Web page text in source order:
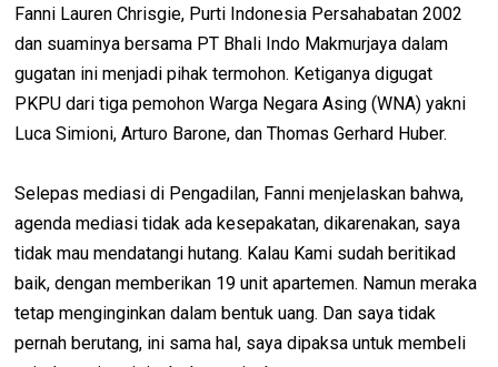
Fanni Lauren Chrisgie, Purti Indonesia Persahabatan 2002
dan suaminya bersama PT Bhali Indo Makmurjaya dalam
gugatan ini menjadi pihak termohon. Ketiganya digugat
PKPU dari tiga pemohon Warga Negara Asing (WNA) yakni
Luca Simioni, Arturo Barone, dan Thomas Gerhard Huber.
Selepas mediasi di Pengadilan, Fanni menjelaskan bahwa,
agenda mediasi tidak ada kesepakatan, dikarenakan, saya
tidak mau mendatangi hutang. Kalau Kami sudah beritikad
baik, dengan memberikan 19 unit apartemen. Namun meraka
tetap menginginkan dalam bentuk uang. Dan saya tidak
pernah berutang, ini sama hal, saya dipaksa untuk membeli